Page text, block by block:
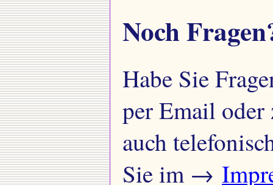
Noch
Habe Sie
per Email oder
auch
Sie im →